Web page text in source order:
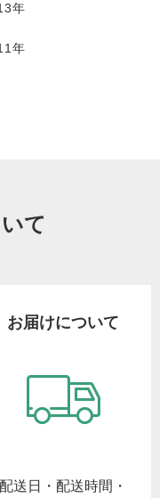
て
お届けについて
配送日・配送時間・